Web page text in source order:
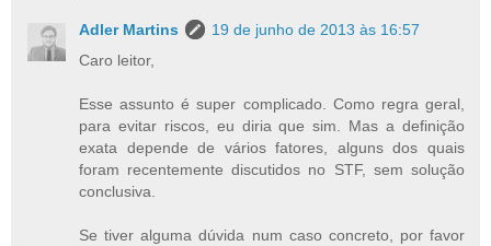
Adler Martins
19 de junho de 2013 às 16:57
Caro leitor,
Esse assunto é super complicado. Como regra geral,
para evitar riscos, eu diria que sim. Mas a definição
exata depende de vários fatores, alguns dos quais
foram recentemente discutidos no STF, sem solução
conclusiva.
Se tiver alguma dúvida num caso concreto, por favor